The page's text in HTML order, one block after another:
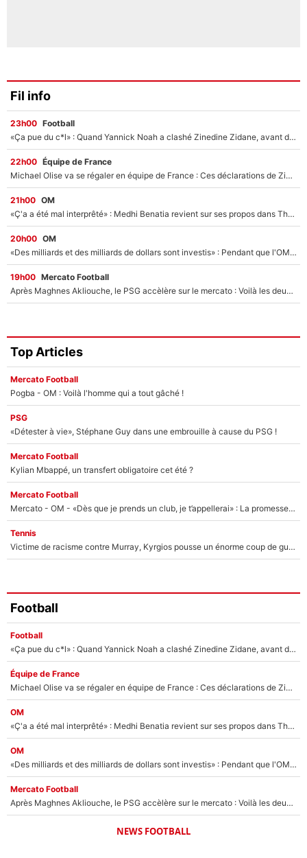
Fil info
23h00 Football
«Ça pue du c*l» : Quand Yannick Noah a clashé Zinedine Zidane, avant de se faire recadrer par le nouveau sélectionneur de l'équipe de France !
22h00 Équipe de France
Michael Olise va se régaler en équipe de France : Ces déclarations de Zinedine Zidane qui prouvent qu'il va tout miser sur la star du Bayern Munich !
21h00 OM
«Ç'a a été mal interprêté» : Medhi Benatia revient sur ses propos dans The Bridge et précise ses conditions pour rejoindre le PSG !
20h00 OM
«Des milliards et des milliards de dollars sont investis» : Pendant que l'OM est en pleine crise financière, Frank McCourt lance un nouveau projet à 260M€ !
19h00 Mercato Football
Après Maghnes Akliouche, le PSG accèlère sur le mercato : Voilà les deux nouvelles recrues qui vont signer la semaine prochaine ?
Top Articles
Mercato Football
Pogba - OM : Voilà l'homme qui a tout gâché !
PSG
«Détester à vie», Stéphane Guy dans une embrouille à cause du PSG !
Mercato Football
Kylian Mbappé, un transfert obligatoire cet été ?
Mercato Football
Mercato - OM - «Dès que je prends un club, je t’appellerai» : La promesse de Marcelino au moment de claquer la porte
Tennis
Victime de racisme contre Murray, Kyrgios pousse un énorme coup de gueule !
Football
Football
«Ça pue du c*l» : Quand Yannick Noah a clashé Zinedine Zidane, avant de se faire recadrer par le nouveau sélectionneur de l'équipe de France !
Équipe de France
Michael Olise va se régaler en équipe de France : Ces déclarations de Zinedine Zidane qui prouvent qu'il va tout miser sur la star du Bayern Munich !
OM
«Ç'a a été mal interprêté» : Medhi Benatia revient sur ses propos dans The Bridge et précise ses conditions pour rejoindre le PSG !
OM
«Des milliards et des milliards de dollars sont investis» : Pendant que l'OM est en pleine crise financière, Frank McCourt lance un nouveau projet à 260M€ !
Mercato Football
Après Maghnes Akliouche, le PSG accèlère sur le mercato : Voilà les deux nouvelles recrues qui vont signer la semaine prochaine ?
NEWS FOOTBALL